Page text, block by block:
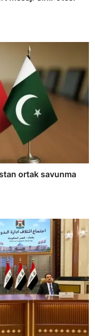
ortak savunma